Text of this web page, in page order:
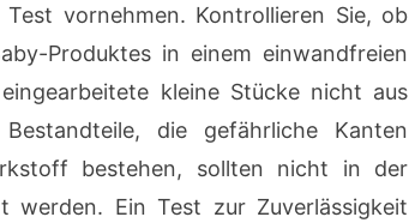
vornehmen. Kontrollieren Sie, ob
Produktes in einem einwandfreien
kleine Stücke nicht aus
die gefährliche Kanten
bestehen, sollten nicht in der
werden. Ein Test zur Zuverlässigkeit